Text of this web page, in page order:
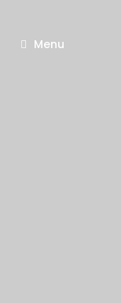
Menu